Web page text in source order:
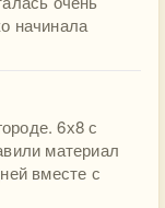
начинала
6х8 с
материал
вместе с